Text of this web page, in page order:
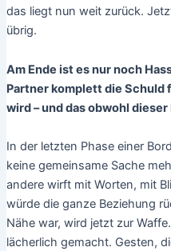
das liegt nun weit zurück.
übrig.
Am Ende ist es nur noch
Partner komplett die Schuld
wird – und das obwohl
In der letzten Phase einer
keine gemeinsame Sache
andere wirft mit Worten, mit
würde die ganze Beziehung
Nähe war, wird jetzt zur
lächerlich gemacht. Gesten,